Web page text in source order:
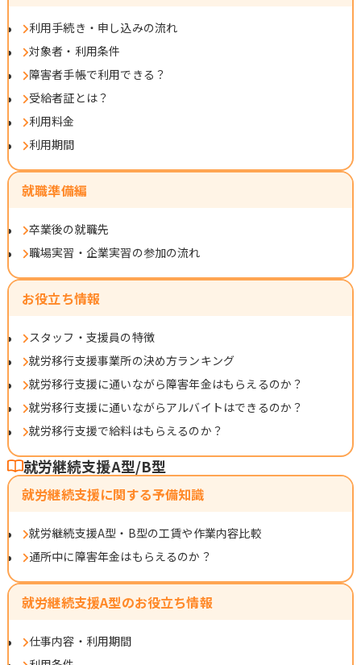
利用手続き・申し込みの流れ
対象者・利用条件
障害者手帳で利用できる？
受給者証とは？
利用料金
利用期間
就職準備編
卒業後の就職先
職場実習・企業実習の参加の流れ
お役立ち情報
スタッフ・支援員の特徴
就労移行支援事業所の決め方ランキング
就労移行支援に通いながら障害年金はもらえるのか？
就労移行支援に通いながらアルバイトはできるのか？
就労移行支援で給料はもらえるのか？
就労継続支援A型/B型
就労継続支援に関する予備知識
就労継続支援A型・B型の工賃や作業内容比較
通所中に障害年金はもらえるのか？
就労継続支援A型のお役立ち情報
仕事内容・利用期間